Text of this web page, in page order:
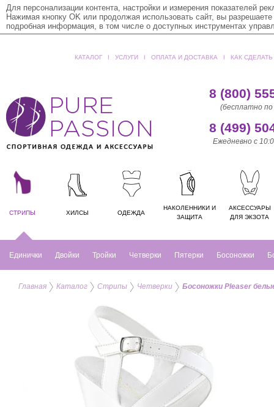
Для персонализации контента, настройки и измерения показателей
Нажимая кнопку OK или продолжая использовать сайт, вы
подробная информация, в том числе о доступных инструментах
КАТАЛОГ ǀ УСЛУГИ ǀ ОПЛАТА И ДОСТАВКА ǀ КАК СДЕЛАТЬ
8 (800)
(бесплатно по
8 (499)
Ежедневно с
СТРИПЫ ХИЛСЫ ОДЕЖДА
НАКОЛЕННИКИ И
ЗАЩИТА
АКСЕССУАРЫ
ДЛЯ ЭКЗОТА
Единички Двойки Тройки Четверки Пятерки Босоножки
Главная Каталог Стрипы Четверки Босоножки Pleaser